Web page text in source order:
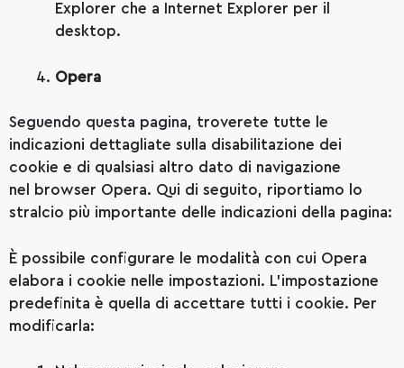
Explorer che a Internet Explorer per il
desktop.
Opera
Seguendo questa pagina, troverete tutte le
indicazioni dettagliate sulla disabilitazione dei
cookie e di qualsiasi altro dato di navigazione
nel browser Opera. Qui di seguito, riportiamo lo
stralcio più importante delle indicazioni della pagina:
È possibile configurare le modalità con cui Opera
elabora i cookie nelle impostazioni. L’impostazione
predefinita è quella di accettare tutti i cookie. Per
modificarla: